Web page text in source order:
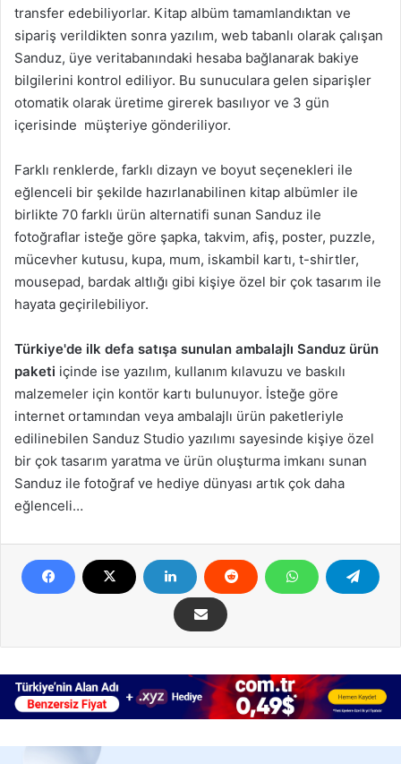
transfer edebiliyorlar. Kitap albüm tamamlandıktan ve
sipariş verildikten sonra yazılım, web tabanlı olarak çalışan
Sanduz, üye veritabanındaki hesaba bağlanarak bakiye
bilgilerini kontrol ediliyor. Bu sunuculara gelen siparişler
otomatik olarak üretime girerek basılıyor ve 3 gün
içerisinde müşteriye gönderiliyor.
Farklı renklerde, farklı dizayn ve boyut seçenekleri ile
eğlenceli bir şekilde hazırlanabilinen kitap albümler ile
birlikte 70 farklı ürün alternatifi sunan Sanduz ile
fotoğraflar isteğe göre şapka, takvim, afiş, poster, puzzle,
mücevher kutusu, kupa, mum, iskambil kartı, t-shirtler,
mousepad, bardak altlığı gibi kişiye özel bir çok tasarım ile
hayata geçirilebiliyor.
Türkiye'de ilk defa satışa sunulan ambalajlı Sanduz ürün
paketi içinde ise yazılım, kullanım kılavuzu ve baskılı
malzemeler için kontör kartı bulunuyor. İsteğe göre
internet ortamından veya ambalajlı ürün paketleriyle
edilinebilen Sanduz Studio yazılımı sayesinde kişiye özel
bir çok tasarım yaratma ve ürün oluşturma imkanı sunan
Sanduz ile fotoğraf ve hediye dünyası artık çok daha
eğlenceli…